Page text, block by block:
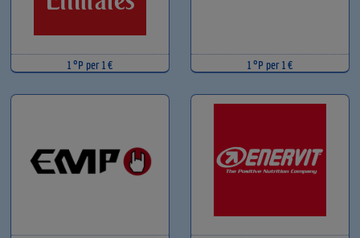
1 °P per 1 € 1 °P per 1 €